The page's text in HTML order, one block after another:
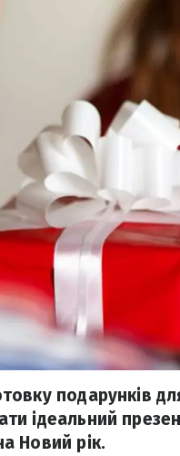
подарунків
ідеальний
Новий рік.